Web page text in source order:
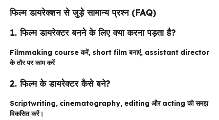
फिल्म डायरेक्शन से जुड़े सामान्य प्रश्न (FAQ)
1. फिल्म डायरेक्टर बनने के लिए क्या करना पड़ता है?
Filmmaking course करें, short film बनाएं, assistant director
के तौर पर काम करें
2. फिल्म के डायरेक्टर कैसे बने?
Scriptwriting, cinematography, editing और acting की समझ
विकसित करें।